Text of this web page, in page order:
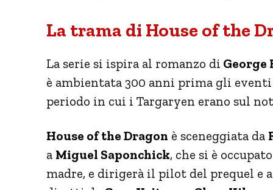
La trama di House of the
La serie si ispira al romanzo di George
è ambientata 300 anni prima gli
periodo in cui i Targaryen erano sul
House of the Dragon è sceneggiata da
a Miguel Saponchick, che si è
madre, e dirigerà il pilot del prequel e